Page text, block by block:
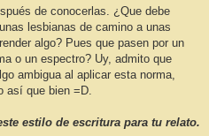
de conocerlas. ¿Que debe
lesbianas de camino a unas
algo? Pues que pasen por un
o un espectro? Uy, admito que
ambigua al aplicar esta norma,
así que bien =D.
estilo de escritura para tu relato.